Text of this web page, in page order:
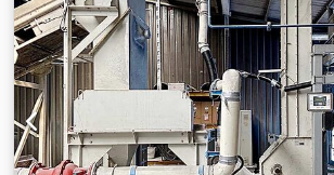
5500mm/2400mm/1500mm, masa: ok. 10
wykładziny sitowej. Możliwa jest wizja
Dtpox Acpoa